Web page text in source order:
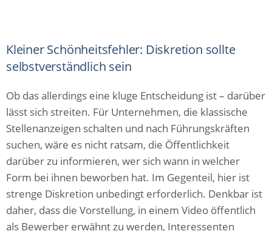
Kleiner Schönheitsfehler: Diskretion sollte
selbstverständlich sein
Ob das allerdings eine kluge Entscheidung ist – darüber
lässt sich streiten. Für Unternehmen, die klassische
Stellenanzeigen schalten und nach Führungskräften
suchen, wäre es nicht ratsam, die Öffentlichkeit
darüber zu informieren, wer sich wann in welcher
Form bei ihnen beworben hat. Im Gegenteil, hier ist
strenge Diskretion unbedingt erforderlich. Denkbar ist
daher, dass die Vorstellung, in einem Video öffentlich
als Bewerber erwähnt zu werden, Interessenten